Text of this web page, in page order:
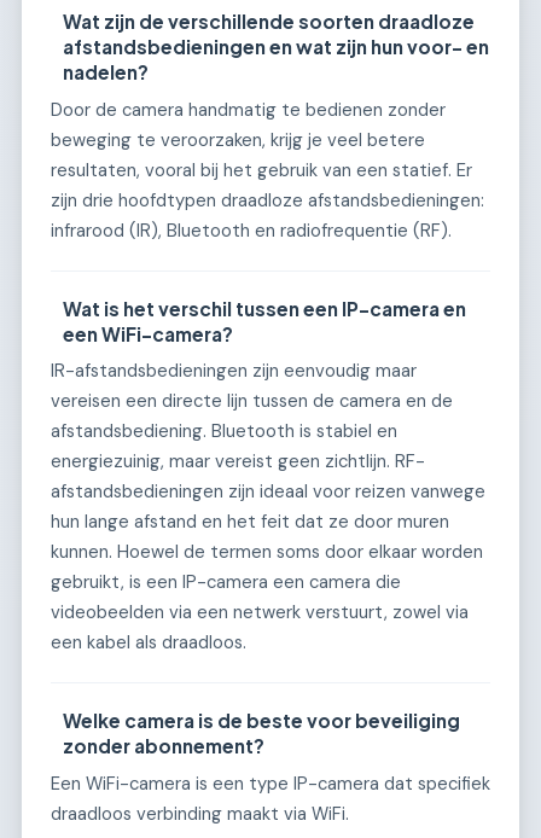
Wat zijn de verschillende soorten draadloze
afstandsbedieningen en wat zijn hun voor- en
nadelen?
Door de camera handmatig te bedienen zonder
beweging te veroorzaken, krijg je veel betere
resultaten, vooral bij het gebruik van een statief. Er
zijn drie hoofdtypen draadloze afstandsbedieningen:
infrarood (IR), Bluetooth en radiofrequentie (RF).
Wat is het verschil tussen een IP-camera en
een WiFi-camera?
IR-afstandsbedieningen zijn eenvoudig maar
vereisen een directe lijn tussen de camera en de
afstandsbediening. Bluetooth is stabiel en
energiezuinig, maar vereist geen zichtlijn. RF-
afstandsbedieningen zijn ideaal voor reizen vanwege
hun lange afstand en het feit dat ze door muren
kunnen. Hoewel de termen soms door elkaar worden
gebruikt, is een IP-camera een camera die
videobeelden via een netwerk verstuurt, zowel via
een kabel als draadloos.
Welke camera is de beste voor beveiliging
zonder abonnement?
Een WiFi-camera is een type IP-camera dat specifiek
draadloos verbinding maakt via WiFi.